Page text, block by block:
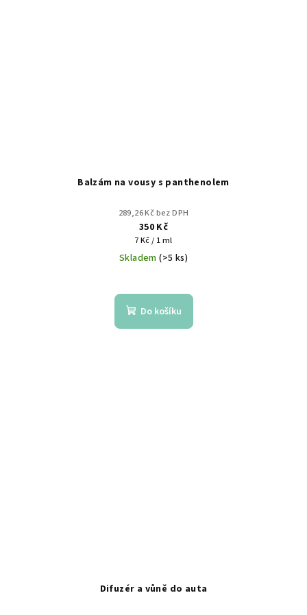
Balzám na vousy s panthenolem
289,26 Kč bez DPH
350 Kč
Měrná
cena:
7 Kč / 1 ml
Skladem(>5 ks)
Do košíku
Difuzér a vůně do auta